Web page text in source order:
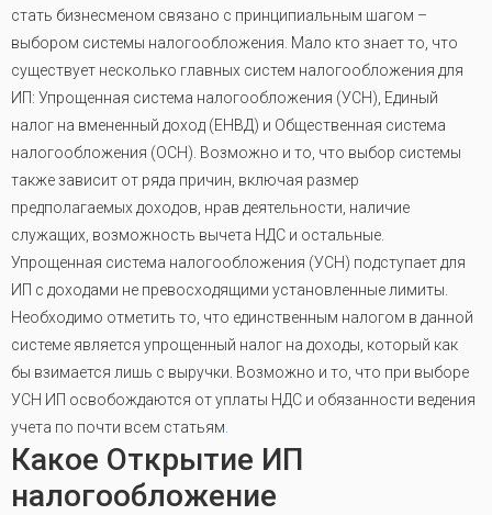
стать бизнесменом связано с принципиальным шагом –
выбором системы налогообложения. Мало кто знает то, что
существует несколько главных систем налогообложения для
ИП: Упрощенная система налогообложения (УСН), Единый
налог на вмененный доход (ЕНВД) и Общественная система
налогообложения (ОСН). Возможно и то, что выбор системы
также зависит от ряда причин, включая размер
предполагаемых доходов, нрав деятельности, наличие
служащих, возможность вычета НДС и остальные.
Упрощенная система налогообложения (УСН) подступает для
ИП с доходами не превосходящими установленные лимиты.
Необходимо отметить то, что единственным налогом в данной
системе является упрощенный налог на доходы, который как
бы взимается лишь с выручки. Возможно и то, что при выборе
УСН ИП освобождаются от уплаты НДС и обязанности ведения
учета по почти всем статьям
Какое Открытие ИП
налогообложение